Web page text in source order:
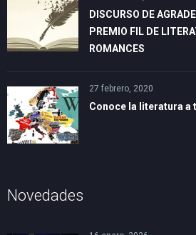
DISCURSO DE
PREMIO FIL DE
ROMANCES
27 febrero, 2020
Conoce la literatura a
Novedades